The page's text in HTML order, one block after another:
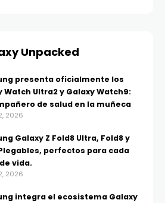
Unpacked
presenta oficialmente los
Watch Ultra2 y Galaxy Watch9:
de salud en la muñeca
2026
Galaxy Z Fold8 Ultra, Fold8 y
perfectos para cada
vida.
2026
integra el ecosistema Galaxy